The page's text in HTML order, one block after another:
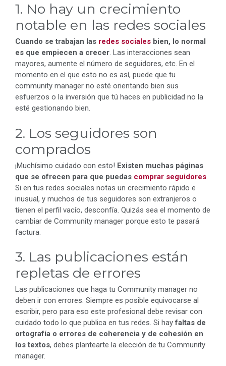
1. No hay un crecimiento
notable en las redes sociales
Cuando se trabajan las redes sociales bien, lo normal
es que empiecen a crecer. Las interacciones sean
mayores, aumente el número de seguidores, etc. En el
momento en el que esto no es así, puede que tu
community manager no esté orientando bien sus
esfuerzos o la inversión que tú haces en publicidad no la
esté gestionando bien.
2. Los seguidores son
comprados
¡Muchísimo cuidado con esto! Existen muchas páginas
que se ofrecen para que puedas comprar seguidores.
Si en tus redes sociales notas un crecimiento rápido e
inusual, y muchos de tus seguidores son extranjeros o
tienen el perfil vacío, desconfía. Quizás sea el momento de
cambiar de Community manager porque esto te pasará
factura.
3. Las publicaciones están
repletas de errores
Las publicaciones que haga tu Community manager no
deben ir con errores. Siempre es posible equivocarse al
escribir, pero para eso este profesional debe revisar con
cuidado todo lo que publica en tus redes. Si hayfaltas de
ortografía o errores de coherencia y de cohesión en
los textos, debes plantearte la elección de tu Community
manager.